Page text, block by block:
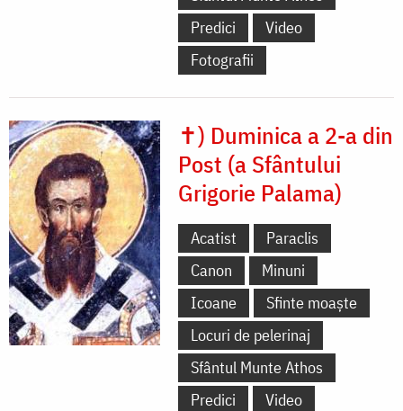
Predici
Video
Fotografii
✝) Duminica a 2-a din
Post (a Sfântului
Grigorie Palama)
Acatist
Paraclis
Canon
Minuni
Icoane
Sfinte moaște
Locuri de pelerinaj
Sfântul Munte Athos
Predici
Video